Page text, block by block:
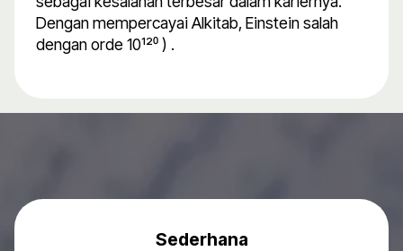
Dengan mempercayai Alkitab, Einstein salah
dengan orde 10¹²⁰ ) .
Sederhana